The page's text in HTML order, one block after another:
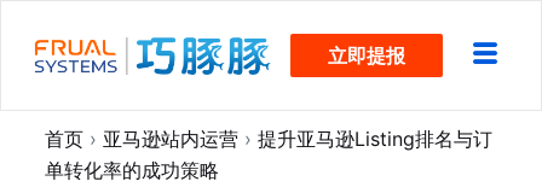
过
立即提报
首页 › 亚马逊站内运营 › 提升亚马逊Listing排名与订
单转化率的成功策略